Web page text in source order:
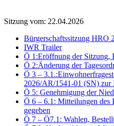
Sitzung vom: 22.04.2026
Bürgerschaftssitzung HRO
IWR Trailer
Ö 1:Eröffnung der Sitzung,
Ö 2:Änderung der
Ö 3 –
2026/AR/1541-01 (SN) zur
Ö 5: Genehmigung der
Ö 6 – 6.1: Mitteilungen des
gegeben
Ö 7 – Ö7.1: Wahlen,